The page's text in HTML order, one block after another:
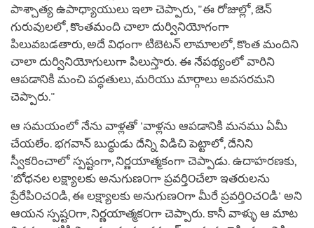
పాశ్చాత్య ఉపాధ్యాయులు ఇలా చెప్పారు, "ఈ రోజుల్లో, జెన్
గురువులలో, కొంతమంది చాలా దుర్వినియోగంగా
పిలువబడతారు, అదే విధంగా టిబెటన్ లామాలలో, కొంత మందిని
చాలా దుర్వినియోగులుగా పిలుస్తారు. ఈ నేపథ్యంలో వారిని
ఆపడానికి మంచి పద్ధతులు, మరియు మార్గాలు అవసరమని
చెప్పారు."
ఆ సమయంలో నేను వాళ్లతో 'వాళ్లను ఆపడానికి మనము ఏమీ
చేయలేం. భగవాన్ బుద్ధుడు దేన్ని విడిచి పెట్టాలో, దేనిని
స్వీకరించాలో స్పష్టంగా, నిర్ణయాత్మకంగా చెప్పాడు. ఉదాహరణకు,
'బోధనల లక్ష్యాలకు అనుగుణ౦గా ప్రవర్తి౦చేలా ఇతరులను
ప్రేరేపి౦చ౦డి, ఈ లక్ష్యాలకు అనుగుణ౦గా మీరే ప్రవర్తి౦చ౦డి' అని
ఆయన స్పష్ట౦గా, నిర్ణయాత్మక౦గా చెప్పారు. కానీ వాళ్ళు ఆ మాట